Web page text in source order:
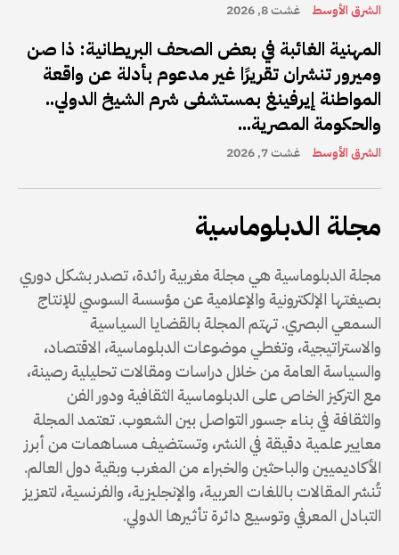
الشرق الأوسط غشت 8, 2026
المهنية الغائبة في بعض الصحف البريطانية: ذا صن
وميرور تنشران تقريرًا غير مدعوم بأدلة عن واقعة
المواطنة إيرفينغ بمستشفى شرم الشيخ الدولي..
والحكومة المصرية...
الشرق الأوسط غشت 7, 2026
مجلة الدبلوماسية
مجلة الدبلوماسية هي مجلة مغربية رائدة، تصدر بشكل دوري
بصيغتها الإلكترونية والإعلامية عن مؤسسة السوسي للإنتاج
السمعي البصري. تهتم المجلة بالقضايا السياسية
والاستراتيجية، وتغطي موضوعات الدبلوماسية، الاقتصاد،
والسياسة العامة من خلال دراسات ومقالات تحليلية رصينة،
مع التركيز الخاص على الدبلوماسية الثقافية ودور الفن
والثقافة في بناء جسور التواصل بين الشعوب. تعتمد المجلة
معايير علمية دقيقة في النشر، وتستضيف مساهمات من أبرز
الأكاديميين والباحثين والخبراء من المغرب وبقية دول العالم.
تُنشر المقالات باللغات العربية، والإنجليزية، والفرنسية، لتعزيز
التبادل المعرفي وتوسيع دائرة تأثيرها الدولي.